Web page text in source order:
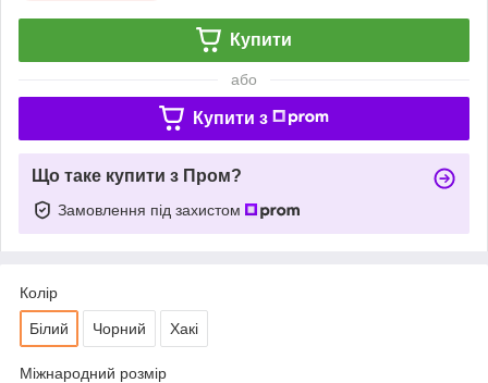
Купити
або
Купити з
Що таке купити з Пром?
Замовлення під захистом
Колір
Білий Чорний Хакі
Міжнародний розмір